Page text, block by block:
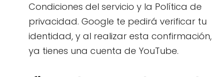
Condiciones del servicio y la Política de
privacidad. Google te pedirá verificar tu
identidad, y al realizar esta confirmación,
ya tienes una cuenta de YouTube.